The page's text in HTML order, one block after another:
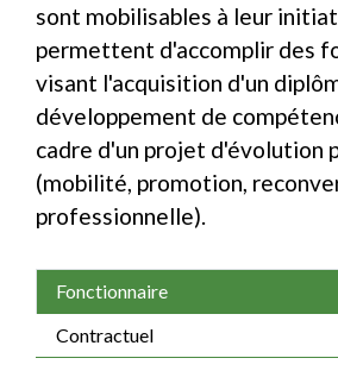
sont mobilisables à leur
permettent d'accomplir des
visant l'acquisition d'un
développement de
cadre d'un projet d'évolution
(mobilité, promotion,
professionnelle).
Fonctionnaire
Contractuel